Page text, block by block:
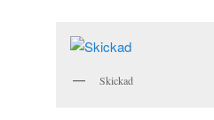
Skickad